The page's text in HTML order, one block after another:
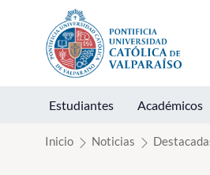
Click acá para ir directamente al
Estudiantes Académicos
Inicio Noticias